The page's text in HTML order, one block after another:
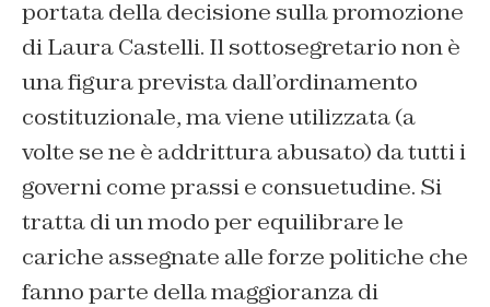
portata della decisione sulla promozione
di Laura Castelli. Il sottosegretario non è
una figura prevista dall’ordinamento
costituzionale, ma viene utilizzata (a
volte se ne è addrittura abusato) da tutti i
governi come prassi e consuetudine. Si
tratta di un modo per equilibrare le
cariche assegnate alle forze politiche che
fanno parte della maggioranza di